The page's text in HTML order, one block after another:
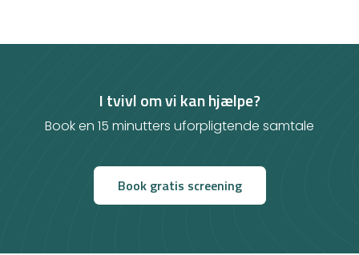
I tvivl om vi kan hjælpe?
Book en 15 minutters uforpligtende samtale
Book gratis screening